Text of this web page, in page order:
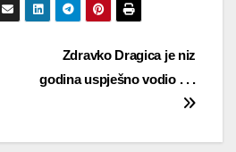
Zdravko Dragica je niz
godina uspješno vodio . . .